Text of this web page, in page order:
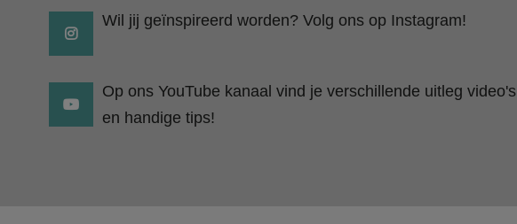
Wil jij geïnspireerd worden? Volg ons op Instagram!
Op ons YouTube kanaal vind je verschillende uitleg video's
en handige tips!